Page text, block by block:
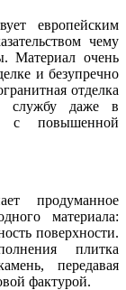
европейским
чему
Материал очень
и безупречно
отделка
службу даже в
с повышенной
продуманное
материала:
поверхности.
плитка
передавая
фактурой.